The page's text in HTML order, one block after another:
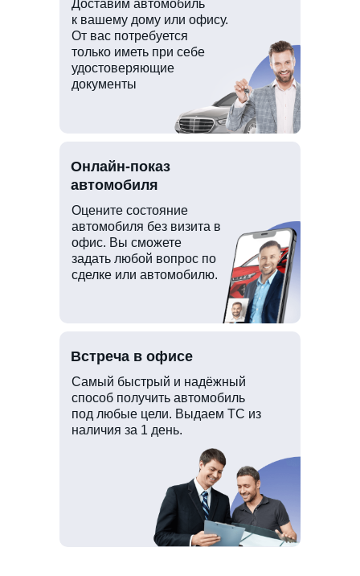
Доставим автомобиль
к вашему дому или офису.
От вас потребуется
только иметь при себе
удостоверяющие
документы
Оцените состояние
автомобиля без визита в
офис. Вы сможете
задать любой вопрос по
сделке или автомобилю.
Самый быстрый и надёжный
способ получить автомобиль
под любые цели. Выдаем ТС из
наличия за 1 день.
Онлайн-показ
автомобиля
Встреча в офисе